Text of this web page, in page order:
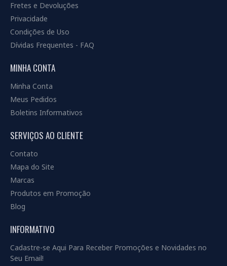
Fretes e Devoluções
Privacidade
Condições de Uso
Dívidas Frequentes - FAQ
MINHA CONTA
Minha Conta
Meus Pedidos
Boletins Informativos
SERVIÇOS AO CLIENTE
Contato
Mapa do Site
Marcas
Produtos em Promoção
Blog
INFORMATIVO
Cadastre-se Aqui Para Receber Promoções e Novidades no
Seu Email!